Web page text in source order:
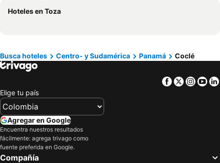
Hoteles en Jamaica
Hoteles en Risaralda
Hoteles en Isla Margarita
Hoteles en Fuerteventura
Hoteles en Capadocia
Hoteles en Amazonas
Hoteles en Toza
Busca hoteles Centro- y Sudamérica Panamá Coclé
Facebook
Twitter
Elige tu país
Agregar en Google
Encuentra nuestros resultados
fácilmente: agrega trivago como
fuente preferida en Google.
Compañía